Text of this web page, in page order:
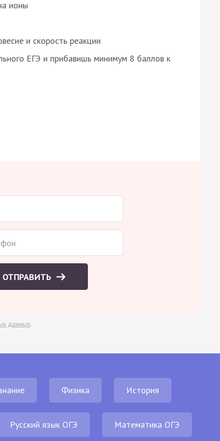
ионы
и скорость реакции
ЕГЭ и прибавишь минимум 8 баллов к
ОТПРАВИТЬ
данных.
Физика История
Русский язык ОГЭ Математика ОГЭ